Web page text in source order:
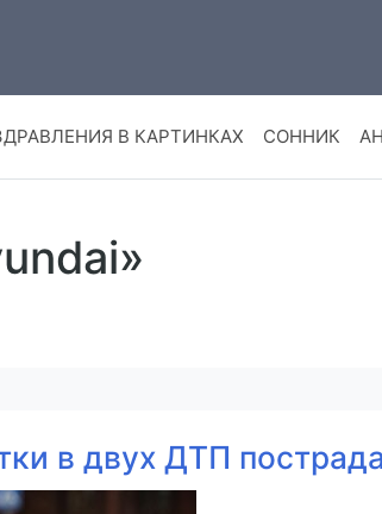
В КАРТИНКАХ СОННИК
в двух ДТП